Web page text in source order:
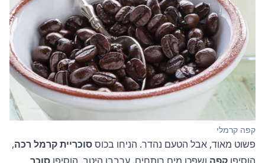
קפה קרמלי
פשוט מאוד, אבל הטעם נהדר. הניחו בכוססוכריית קרמל רכה,